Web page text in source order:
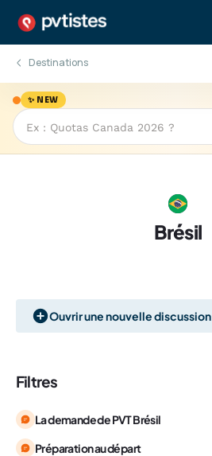
Destinations
✨ NEW
Brésil
Ouvrir une nouvelle discussion
Filtres
La demande de PVT Brésil
Préparation au départ